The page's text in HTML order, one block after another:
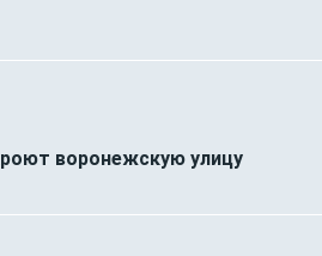
воронежскую улицу